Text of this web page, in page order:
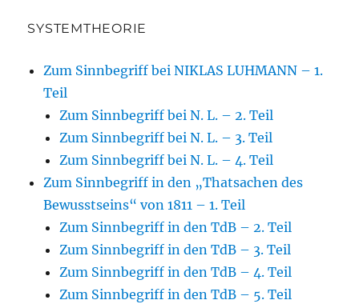
SYSTEMTHEORIE
Zum Sinnbegriff bei NIKLAS LUHMANN – 1.
Teil
Zum Sinnbegriff bei N. L. – 2. Teil
Zum Sinnbegriff bei N. L. – 3. Teil
Zum Sinnbegriff bei N. L. – 4. Teil
Zum Sinnbegriff in den „Thatsachen des
Bewusstseins“ von 1811 – 1. Teil
Zum Sinnbegriff in den TdB – 2. Teil
Zum Sinnbegriff in den TdB – 3. Teil
Zum Sinnbegriff in den TdB – 4. Teil
Zum Sinnbegriff in den TdB – 5. Teil